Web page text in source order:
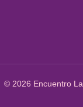
© 2026 Encuentro